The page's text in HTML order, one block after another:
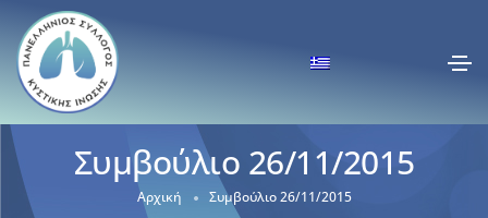
Συμβούλιο 26/11/2015
Αρχική Συμβούλιο 26/11/2015